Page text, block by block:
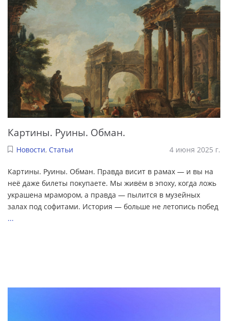
Картины. Руины. Обман.
Новости, Статьи 4 июня 2025 г.
Картины. Руины. Обман. Правда висит в рамах — и вы на
неё даже билеты покупаете. Мы живём в эпоху, когда ложь
украшена мрамором, а правда — пылится в музейных
залах под софитами. История — больше не летопись побед
...